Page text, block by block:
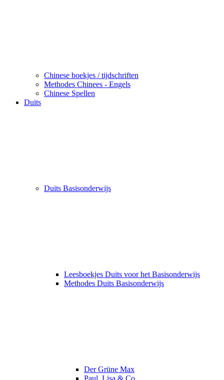
Chinese boekjes / tijdschriften
Methodes Chinees - Engels
Chinese Spellen
Duits
Duits Basisonderwijs
Leesboekjes Duits voor het Basisonderwijs
Methodes Duits Basisonderwijs
Der Grüne Max